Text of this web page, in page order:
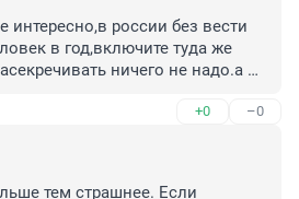
интересно,в россии без вести
в год,включите туда же
ничего не надо.а
+0 –0
тем страшнее. Если